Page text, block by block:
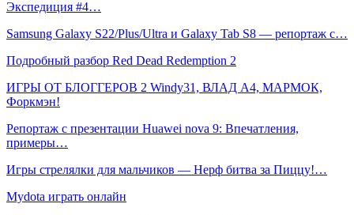
Экспедиция #4…
Samsung Galaxy S22/Plus/Ultra и Galaxy Tab S8 — репортаж с…
Подробный разбор Red Dead Redemption 2
ИГРЫ ОТ БЛОГГЕРОВ 2 Windy31, ВЛАД A4, МАРМОК,
Форкмэн!
Репортаж с презентации Huawei nova 9: Впечатления,
примеры…
Игры стрелялки для мальчиков — Нерф битва за Пиццу!…
Mydota играть онлайн